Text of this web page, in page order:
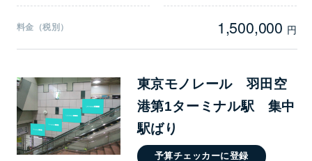
料金（税別） 1,500,000 円
東京モノレール 羽田空
港第1ターミナル駅 集中
駅ばり
予算チェッカーに登録